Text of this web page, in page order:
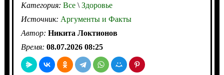
Категория: Все\Здоровье
Источник: Аргументы и Факты
Автор: Никита Локтионов
Время: 08.07.2026 08:25